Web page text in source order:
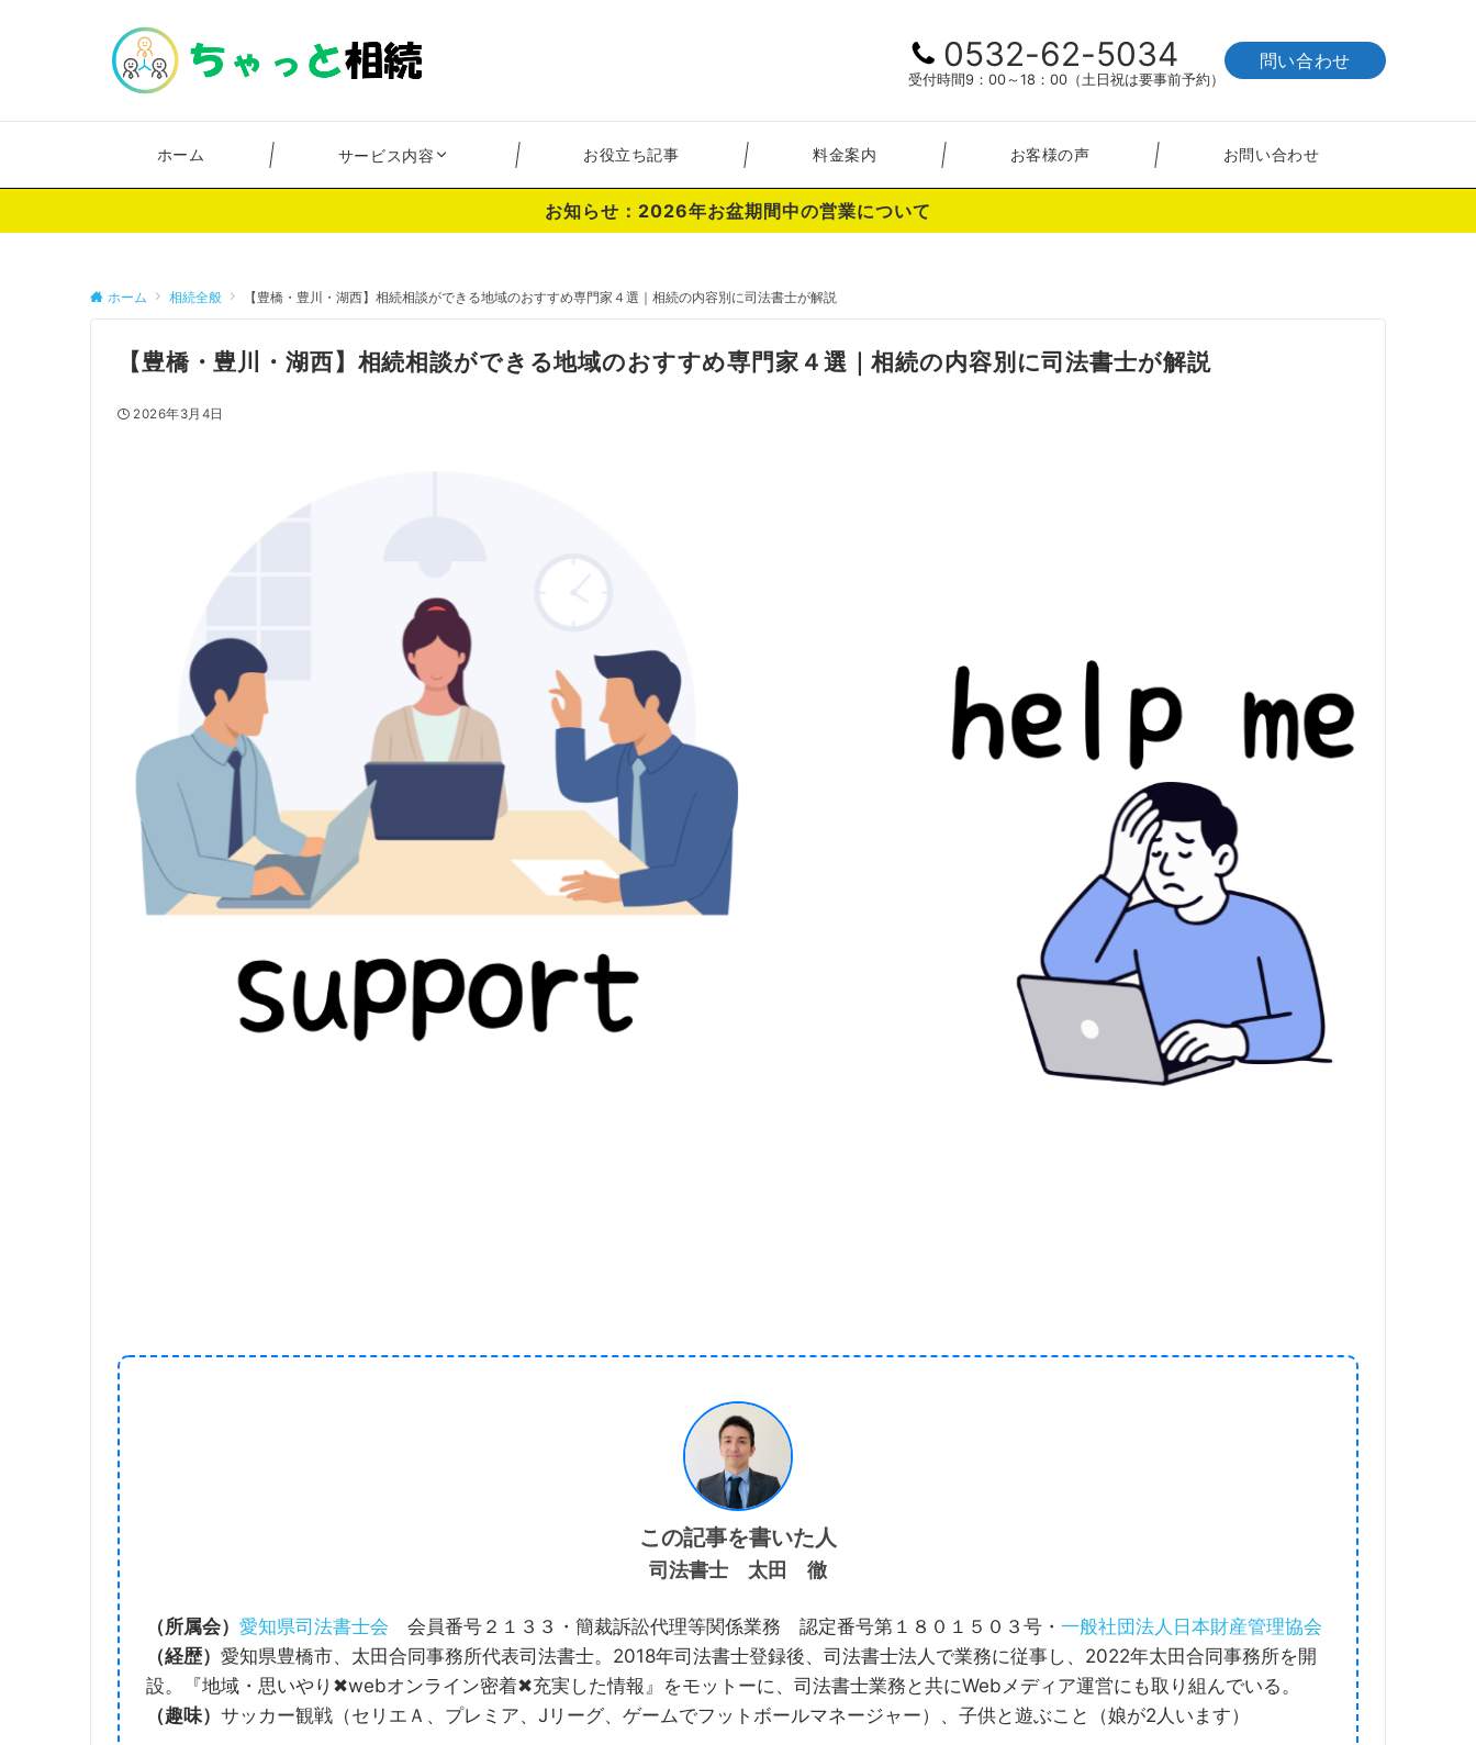
0532-62-5034
受付時間9：00～18：00（土日祝は要事前予約）
問い合わせ
ホーム サービス内容 お役立ち記事 料金案内 お客様の声 お問い合わせ
お知らせ：2026年お盆期間中の営業について
ホーム 相続全般 【豊橋・豊川・湖西】相続相談ができる地域のおすすめ専門家４選｜相続の内容別に司法書士が解説
【豊橋・豊川・湖西】相続相談ができる地域のおすすめ専門家４選｜相続の内容別に司法書士が解説
2026年3月4日
この記事を書いた人
司法書士 太田 徹
（所属会） 愛知県司法書士会 会員番号２１３３・簡裁訴訟代理等関係業務 認定番号第１８０１５０３号・ 一般社団法人日本財産管理協会
（経歴） 愛知県豊橋市、太田合同事務所代表司法書士。2018年司法書士登録後、司法書士法人で業務に従事し、2022年太田合同事務所を開
設。『地域・思いやり✖︎webオンライン密着✖︎充実した情報』をモットーに、司法書士業務と共にWebメディア運営にも取り組んでいる。
（趣味） サッカー観戦（セリエＡ、プレミア、Jリーグ、ゲームでフットボールマネージャー）、子供と遊ぶこと（娘が2人います）